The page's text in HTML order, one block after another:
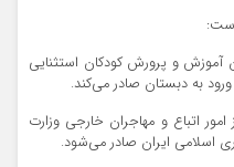
و پرورش کودکان استثنایی
به دبستان صادر می‌کند.
اتباع و مهاجران خارجی وزارت
اسلامی ایران صادر می‌شود.